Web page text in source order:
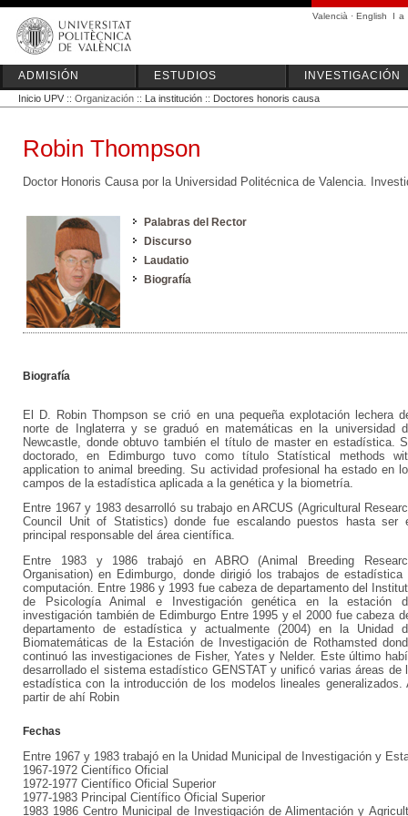
Valencià · English I a
ADMISIÓN ESTUDIOS INVESTIGACIÓN
Inicio UPV :: Organización :: La institución :: Doctores honoris causa
Robin Thompson
Doctor Honoris Causa por la Universidad Politécnica de Valencia.
Palabras del Rector
Discurso
Laudatio
Biografía
Biografía
El D. Robin Thompson se crió en una pequeña explotación lechera
norte de Inglaterra y se graduó en matemáticas en la universidad
Newcastle, donde obtuvo también el título de master en estadística.
doctorado, en Edimburgo tuvo como título Statístical methods
application to animal breeding. Su actividad profesional ha estado en
campos de la estadística aplicada a la genética y la biometría.
Entre 1967 y 1983 desarrolló su trabajo en ARCUS (Agricultural
Council Unit of Statistics) donde fue escalando puestos hasta ser
principal responsable del área científica.
Entre 1983 y 1986 trabajó en ABRO (Animal Breeding
Organisation) en Edimburgo, donde dirigió los trabajos de estadística
computación. Entre 1986 y 1993 fue cabeza de departamento del
de Psicología Animal e Investigación genética en la estación
investigación también de Edimburgo Entre 1995 y el 2000 fue cabeza
departamento de estadística y actualmente (2004) en la Unidad
Biomatemáticas de la Estación de Investigación de Rothamsted
continuó las investigaciones de Fisher, Yates y Nelder. Este último
desarrollado el sistema estadístico GENSTAT y unificó varias áreas de
estadística con la introducción de los modelos lineales generalizados.
partir de ahí Robin
Fechas
Entre 1967 y 1983 trabajó en la Unidad Municipal de Investigación y
1967-1972 Científico Oficial
1972-1977 Científico Oficial Superior
1977-1983 Principal Científico Oficial Superior
1983 1986 Centro Municipal de Investigación de Alimentación y